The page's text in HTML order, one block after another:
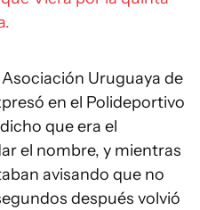
Uruguaya de
en el Polideportivo
que era el
el nombre, y mientras
avisando que no
después volvió